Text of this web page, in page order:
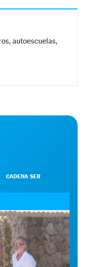
autoescuelas,
CADENA SER